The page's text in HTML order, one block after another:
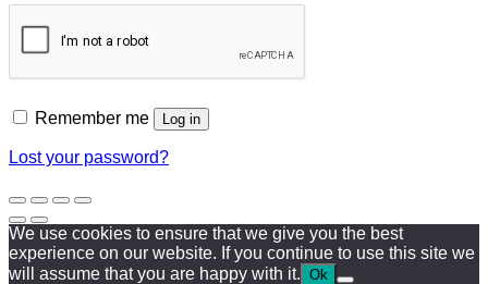
Remember me Log in
Lost your password?
We use cookies to ensure that we give you the best
experience on our website. If you continue to use this site we
will assume that you are happy with it. Ok